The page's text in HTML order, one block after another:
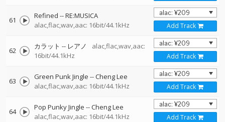
61 Refined --RE:MUSICA
alac,flac,wav,aac: 16bit/44.1kHz
Add Track
62 カラット -- レアノ
alac,flac,wav,aac:
16bit/44.1kHz
Add Track
63 Green Punk Jingle --Cheng Lee
alac,flac,wav,aac: 16bit/44.1kHz
Add Track
64 Pop Punky Jingle --Cheng Lee
alac,flac,wav,aac: 16bit/44.1kHz
Add Track